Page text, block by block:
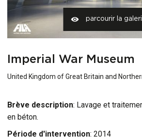
parcourir la
Imperial War Museum
United Kingdom of Great Britain and
Brève description: Lavage et
en béton.
Période d'intervention: 2014